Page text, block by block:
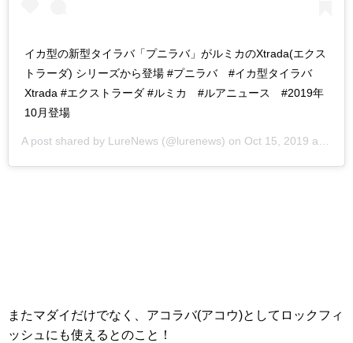
イカ型の新型タイラバ「プニラバ」がルミカのXtrada(エクス
トラーダ) シリーズから登場 #プニラバ #イカ型タイラバ
Xtrada #エクストラーダ #ルミカ #ルアニュース #2019年
10月登場
A post shared by LureNews (@lurenews) on Oct 15, 2019 at 5:21pm PDT
またマダイだけでなく、アコラバ(アコウ)としてロックフィ
ッシュにも使えるとのこと！